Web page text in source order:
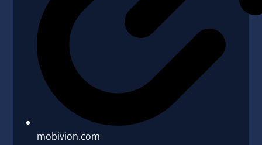
mobivion.com